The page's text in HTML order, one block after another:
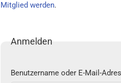
Mitglied werden.
Anmelden
Benutzername oder E-Mail-